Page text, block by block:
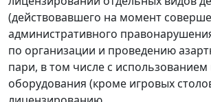
(действовавшего на момент
административного
по организации и проведению
пари, в том числе с использованием
оборудования (кроме игровых